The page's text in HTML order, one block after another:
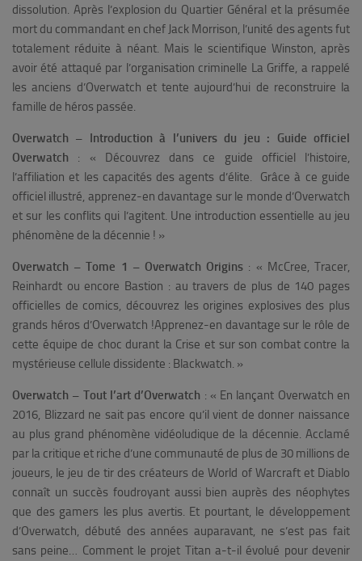
dissolution. Après l’explosion du Quartier Général et la présumée
mort du commandant en chef Jack Morrison, l’unité des agents fut
totalement réduite à néant. Mais le scientifique Winston, après
avoir été attaqué par l’organisation criminelle La Griffe, a rappelé
les anciens d’Overwatch et tente aujourd’hui de reconstruire la
famille de héros passée.
Overwatch – Introduction à l’univers du jeu : Guide officiel
Overwatch : « Découvrez dans ce guide officiel l’histoire,
l’affiliation et les capacités des agents d’élite. Grâce à ce guide
officiel illustré, apprenez-en davantage sur le monde d’Overwatch
et sur les conflits qui l’agitent. Une introduction essentielle au jeu
phénomène de la décennie ! »
Overwatch – Tome 1 – Overwatch Origins : « McCree, Tracer,
Reinhardt ou encore Bastion : au travers de plus de 140 pages
officielles de comics, découvrez les origines explosives des plus
grands héros d’Overwatch !Apprenez-en davantage sur le rôle de
cette équipe de choc durant la Crise et sur son combat contre la
mystérieuse cellule dissidente : Blackwatch. »
Overwatch – Tout l’art d’Overwatch : « En lançant Overwatch en
2016, Blizzard ne sait pas encore qu’il vient de donner naissance
au plus grand phénomène vidéoludique de la décennie. Acclamé
par la critique et riche d’une communauté de plus de 30 millions de
joueurs, le jeu de tir des créateurs de World of Warcraft et Diablo
connaît un succès foudroyant aussi bien auprès des néophytes
que des gamers les plus avertis. Et pourtant, le développement
d’Overwatch, débuté des années auparavant, ne s’est pas fait
sans peine… Comment le projet Titan a-t-il évolué pour devenir